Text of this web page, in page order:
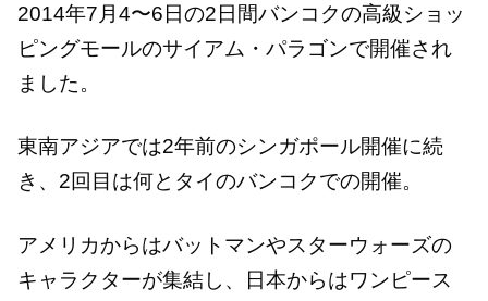
2014年7月4〜6日の2日間バンコクの高級ショッ
ピングモールのサイアム・パラゴンで開催され
ました。
東南アジアでは2年前のシンガポール開催に続
き、2回目は何とタイのバンコクでの開催。
アメリカからはバットマンやスターウォーズの
キャラクターが集結し、日本からはワンピース